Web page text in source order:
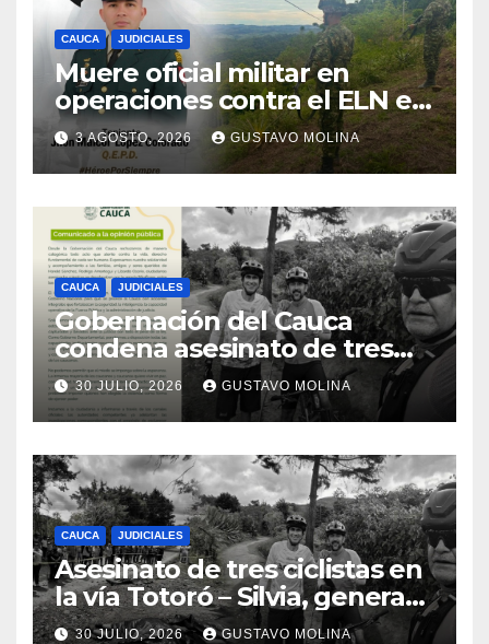
CAUCA JUDICIALES
Muere oficial militar en
operaciones contra el ELN en
el sur del Cauca
3 AGOSTO, 2026 GUSTAVO MOLINA
CAUCA JUDICIALES
Gobernación del Cauca
condena asesinato de tres
ciudadanos y exige medidas
urgentes al Gobierno
Nacional
30 JULIO, 2026 GUSTAVO MOLINA
CAUCA JUDICIALES
Asesinato de tres ciclistas en
la vía Totoró – Silvia, genera
consternación en el Cauca
30 JULIO, 2026 GUSTAVO MOLINA